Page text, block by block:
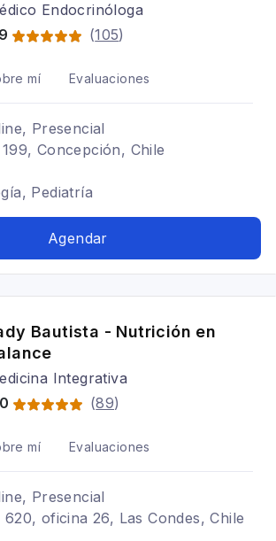
Endocrinóloga
(105)
mí Evaluaciones
Presencial
Concepción, Chile
Pediatría
Agendar
Bautista - Nutrición en
Integrativa
(89)
mí Evaluaciones
Presencial
oficina 26, Las Condes, Chile